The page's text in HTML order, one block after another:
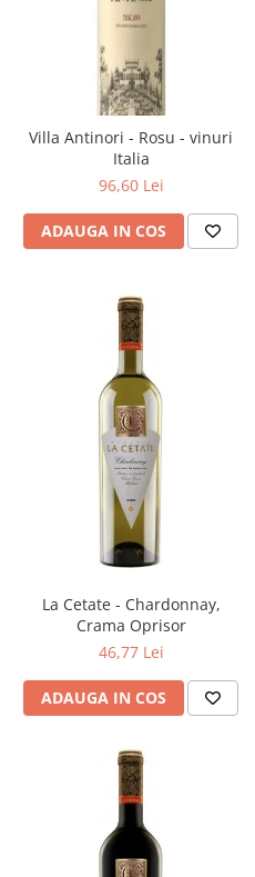
Villa Antinori - Rosu - vinuri
Italia
96,60 Lei
ADAUGA IN COS
La Cetate - Chardonnay,
Crama Oprisor
46,77 Lei
ADAUGA IN COS